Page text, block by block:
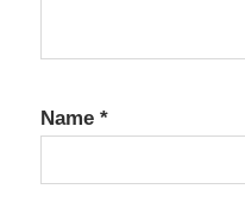
Name *